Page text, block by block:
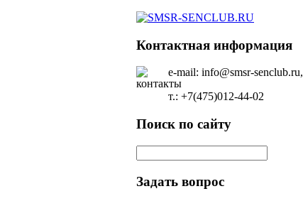
Контактная информация
e-mail: info@smsr-senclub.ru,
т.: +7(475)012-44-02
Поиск по сайту
Задать вопрос